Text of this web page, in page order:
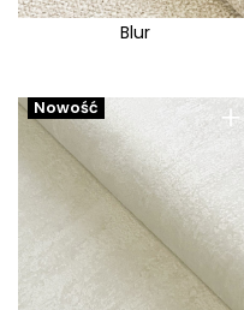
Blur
+
Nowość